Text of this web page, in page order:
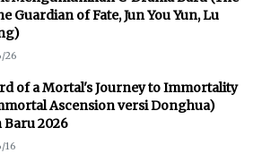
Guardian of Fate, Jun You Yun, Lu
26
of a Mortal's Journey to Immortality
Ascension versi Donghua)
Baru 2026
16